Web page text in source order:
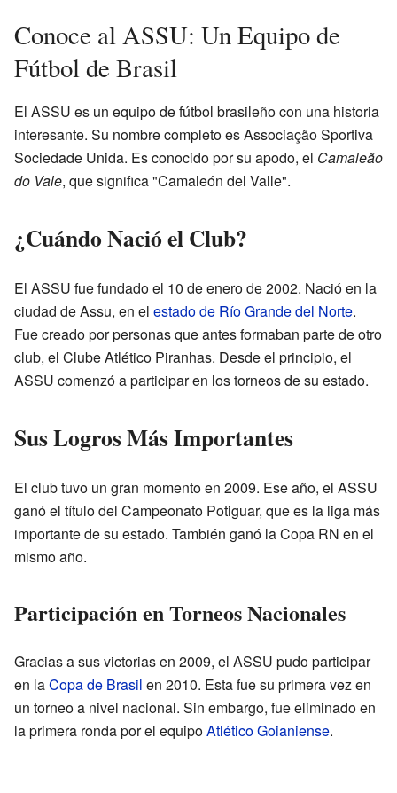
Conoce al ASSU: Un Equipo de
Fútbol de Brasil
El ASSU es un equipo de fútbol brasileño con una historia
interesante. Su nombre completo es Associação Sportiva
Sociedade Unida. Es conocido por su apodo, el Camaleão
do Vale, que significa "Camaleón del Valle".
¿Cuándo Nació el Club?
El ASSU fue fundado el 10 de enero de 2002. Nació en la
ciudad de Assu, en el estado de Río Grande del Norte.
Fue creado por personas que antes formaban parte de otro
club, el Clube Atlético Piranhas. Desde el principio, el
ASSU comenzó a participar en los torneos de su estado.
Sus Logros Más Importantes
El club tuvo un gran momento en 2009. Ese año, el ASSU
ganó el título del Campeonato Potiguar, que es la liga más
importante de su estado. También ganó la Copa RN en el
mismo año.
Participación en Torneos Nacionales
Gracias a sus victorias en 2009, el ASSU pudo participar
en laCopa de Brasil en 2010. Esta fue su primera vez en
un torneo a nivel nacional. Sin embargo, fue eliminado en
la primera ronda por el equipoAtlético Goianiense.